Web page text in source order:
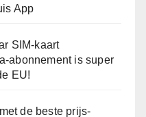
App
SIM-kaart
abonnement is super
EU!
de beste prijs-